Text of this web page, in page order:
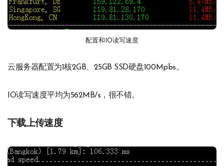
配置和IO读写速度
云服务器配置为1核2GB、25GB SSD硬盘100Mpbs。
IO读写速度平均为562MB/s，很不错。
下载上传速度